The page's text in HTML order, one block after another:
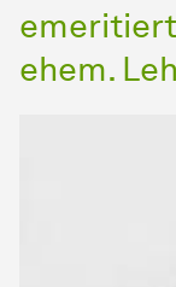
ehem.